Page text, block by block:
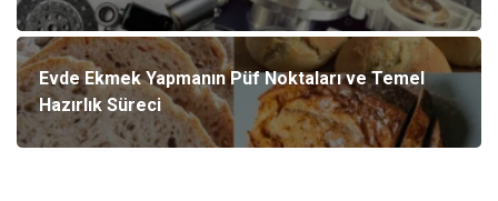
Evde Ekmek Yapmanın Püf Noktaları ve Temel
Hazırlık Süreci